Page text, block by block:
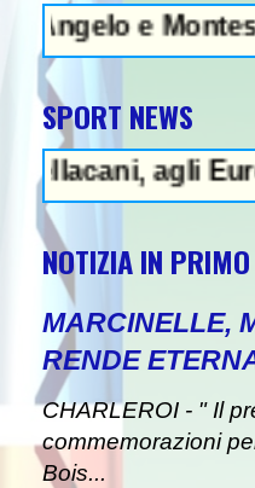
e
SPORT NEWS
agli Europei il
NOTIZIA IN
MARCINELLE,
RENDE
CHARLEROI - " Il
commemorazioni
Bois...
- Raid